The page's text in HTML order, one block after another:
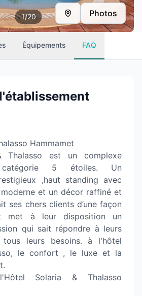
1/20 Photos
Équipements FAQ
Hammamet
Thalasso est un complexe
5 étoiles. Un
,haut standing avec
et un décor raffiné et
ses chers clients d’une façon
met à leur disposition un
qui sait répondre à leurs
leurs besoins. à l'hôtel
le confort , le luxe et la
Solaria & Thalasso